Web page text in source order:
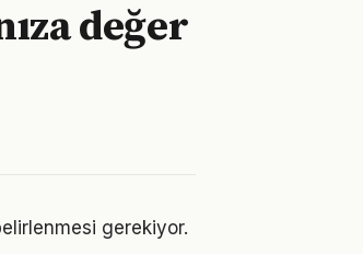
değer
gerekiyor.